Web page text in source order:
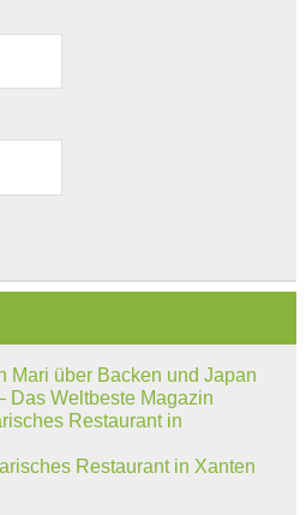
Mari über Backen und Japan
Das Weltbeste Magazin
Restaurant in
Restaurant in Xanten